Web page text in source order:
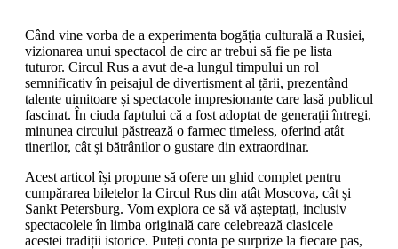
Când vine vorba de a experimenta bogăția culturală a Rusiei,
vizionarea unui spectacol de circ ar trebui să fie pe lista
tuturor. Circul Rus a avut de-a lungul timpului un rol
semnificativ în peisajul de divertisment al țării, prezentând
talente uimitoare și spectacole impresionante care lasă publicul
fascinat. În ciuda faptului că a fost adoptat de generații întregi,
minunea circului păstrează o farmec timeless, oferind atât
tinerilor, cât și bătrânilor o gustare din extraordinar.
Acest articol își propune să ofere un ghid complet pentru
cumpărarea biletelor la Circul Rus din atât Moscova, cât și
Sankt Petersburg. Vom explora ce să vă așteptați, inclusiv
spectacolele în limba originală care celebrează clasicele
acestei tradiții istorice. Puteți conta pe surprize la fiecare pas,